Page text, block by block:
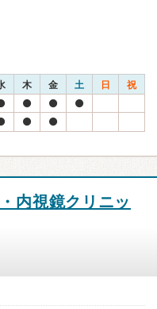
木 金 土 日 祝
内視鏡クリニッ